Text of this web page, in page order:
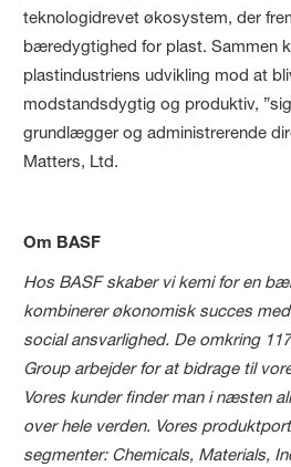
teknologidrevet økosystem, der
bæredygtighed for plast. Sammen
plastindustriens udvikling mod at
modstandsdygtig og produktiv,
grundlægger og administrerende
Matters, Ltd.
Om BASF
Hos BASF skaber vi kemi for en
kombinerer økonomisk succes
social ansvarlighed. De omkring
Group arbejder for at bidrage til
Vores kunder finder man i næsten
over hele verden. Vores
segmenter: Chemicals, Materials,